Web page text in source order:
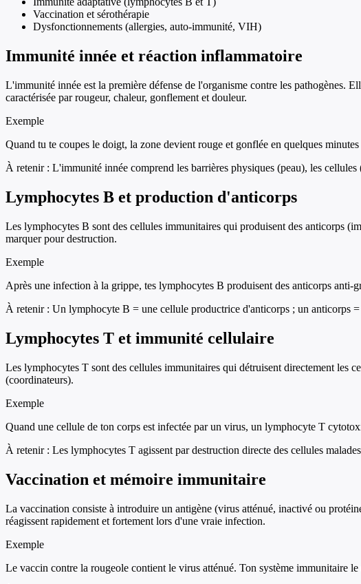
Vaccination et sérothérapie
Dysfonctionnements (allergies, auto-immunité, VIH)
Immunité innée et réaction inflammatoire
L'immunité innée est la première défense de l'organisme contre les pathogènes.
caractérisée par rougeur, chaleur, gonflement et douleur.
Exemple
Quand tu te coupes le doigt, la zone devient rouge et gonflée en quelques
À retenir : L'immunité innée comprend les barrières physiques (peau), les
Lymphocytes B et production d'anticorps
Les lymphocytes B sont des cellules immunitaires qui produisent des anticorps
marquer pour destruction.
Exemple
Après une infection à la grippe, tes lymphocytes B produisent des anticorps anti-
À retenir : Un lymphocyte B = une cellule productrice d'anticorps ; un anticorps
Lymphocytes T et immunité cellulaire
Les lymphocytes T sont des cellules immunitaires qui détruisent directement les
(coordinateurs).
Exemple
Quand une cellule de ton corps est infectée par un virus, un lymphocyte T
À retenir : Les lymphocytes T agissent par destruction directe des cellules
Vaccination et mémoire immunitaire
La vaccination consiste à introduire un antigène (virus atténué, inactivé ou
réagissent rapidement et fortement lors d'une vraie infection.
Exemple
Le vaccin contre la rougeole contient le virus atténué. Ton système immunitaire